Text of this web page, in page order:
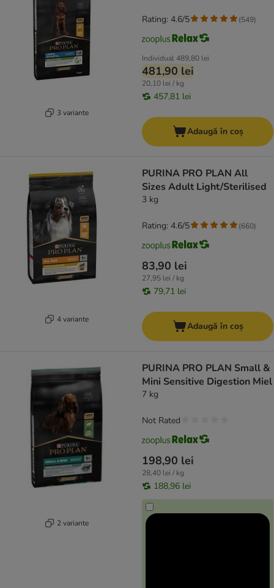
3 variante
Individual489,80 lei
481,90 lei
20,10 lei / kg
457,81 lei
Rating: 4.6/5 (549)
Adaugă în coș
4 variante
PURINA PRO PLAN All
Sizes Adult Light/Sterilised
3 kg
83,90 lei
27,95 lei / kg
79,71 lei
Rating: 4.6/5 (660)
Adaugă în coș
2 variante
PURINA PRO PLAN Small &
Mini Sensitive Digestion Miel
7 kg
198,90 lei
28,40 lei / kg
188,96 lei
Not Rated